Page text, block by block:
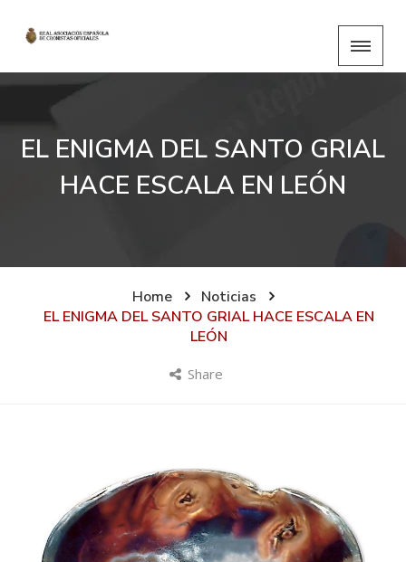
EL ENIGMA DEL SANTO GRIAL
HACE ESCALA EN LEÓN
Home
Noticias
EL ENIGMA DEL SANTO GRIAL HACE ESCALA EN
LEÓN
Share